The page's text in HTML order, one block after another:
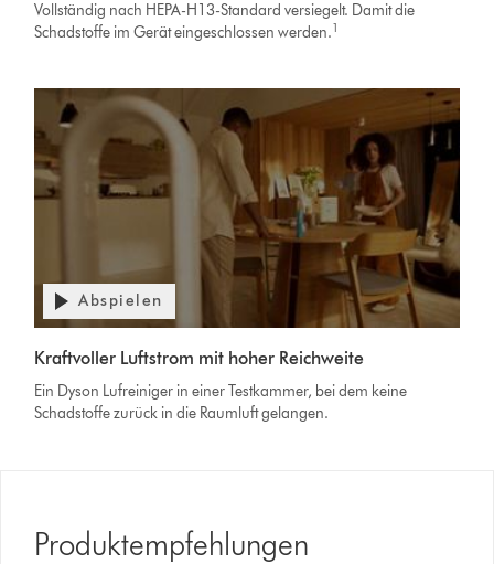
Vollständig nach HEPA-H13-Standard versiegelt. Damit die
Schadstoffe im Gerät eingeschlossen werden.1
Abspielen
Kraftvoller Luftstrom mit hoher Reichweite
Ein Dyson Lufreiniger in einer Testkammer, bei dem keine
Schadstoffe zurück in die Raumluft gelangen.
Produktempfehlungen